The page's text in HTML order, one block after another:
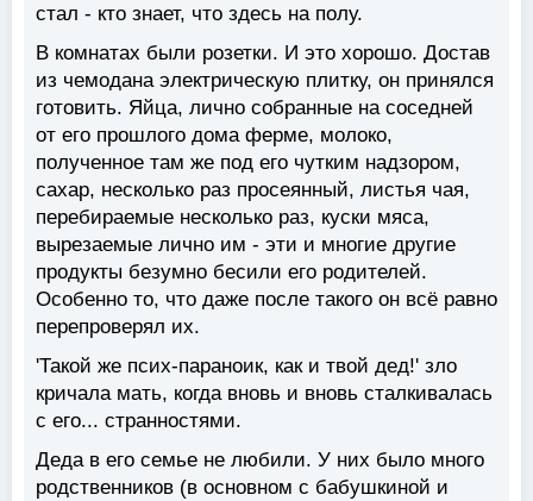
стал - кто знает, что здесь на полу.
В комнатах были розетки. И это хорошо. Достав
из чемодана электрическую плитку, он принялся
готовить. Яйца, лично собранные на соседней
от его прошлого дома ферме, молоко,
полученное там же под его чутким надзором,
сахар, несколько раз просеянный, листья чая,
перебираемые несколько раз, куски мяса,
вырезаемые лично им - эти и многие другие
продукты безумно бесили его родителей.
Особенно то, что даже после такого он всё равно
перепроверял их.
'Такой же псих-параноик, как и твой дед!' зло
кричала мать, когда вновь и вновь сталкивалась
с его... странностями.
Деда в его семье не любили. У них было много
родственников (в основном с бабушкиной и